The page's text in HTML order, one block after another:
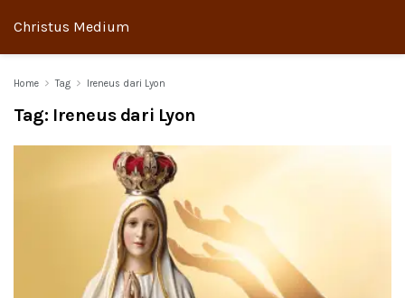
Christus Medium
Home Tag Ireneus dari Lyon
Tag: Ireneus dari Lyon